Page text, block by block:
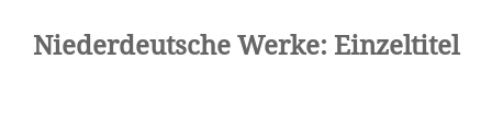
Niederdeutsche Werke: Einzeltitel